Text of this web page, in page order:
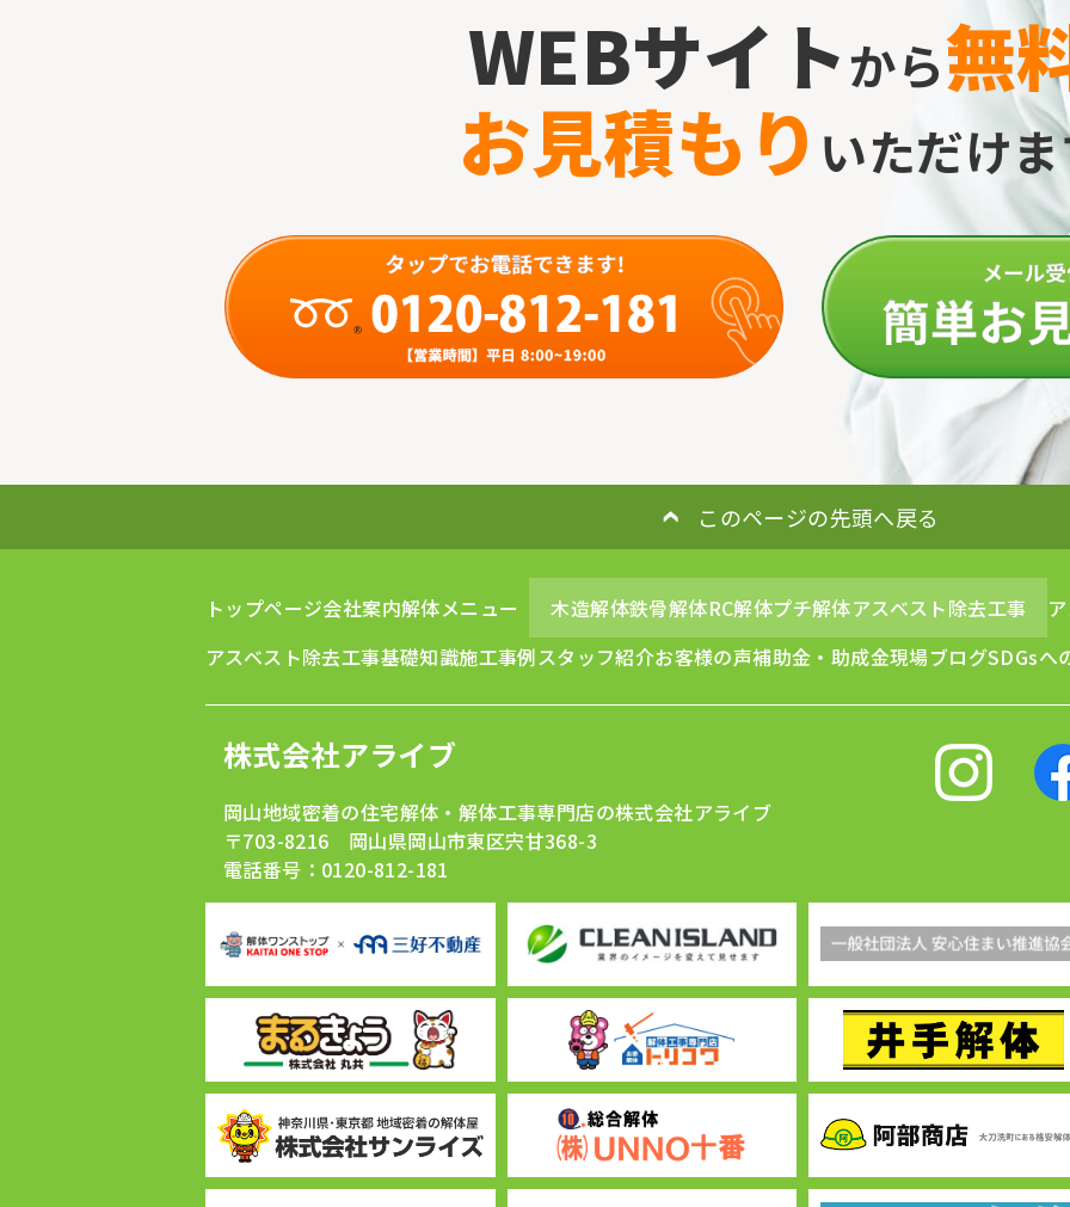
WEBサイトから無
お見積もり いただけ
このページの先頭へ戻る
トップページ会社案内解体メニュー 木造解体鉄骨解体RC解体プチ解体アスベスト除去工事
アスベスト除去工事基礎知識施工事例スタッフ紹介お客様の声補助金・助成金現場ブログSDGsへ
株式会社アライブ
岡山地域密着の住宅解体・解体工事専門店の株式会社アライブ
〒703-8216 岡山県岡山市東区宍甘368-3
電話番号：0120-812-181